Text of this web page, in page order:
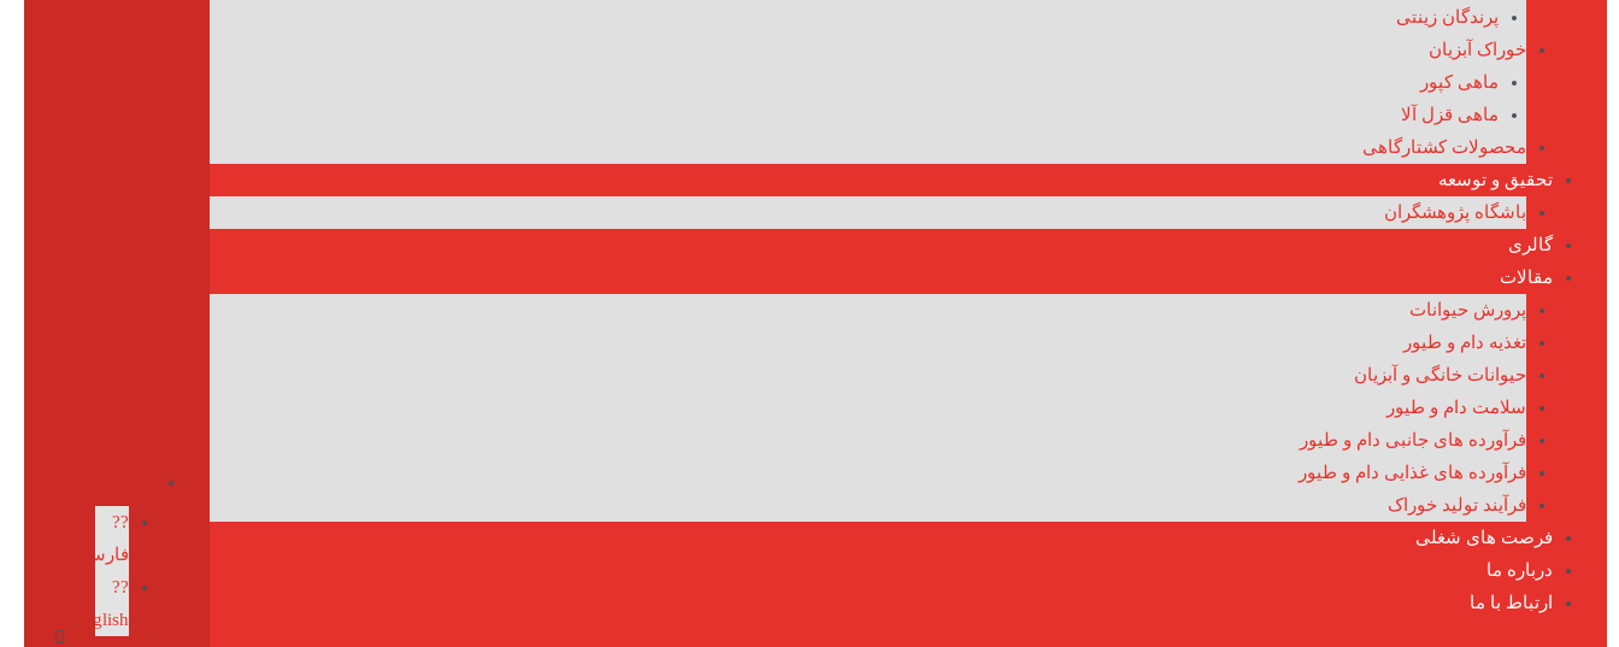
پرندگان زینتی
خوراک آبزیان
ماهی کپور
ماهی قزل آلا
محصولات کشتارگاهی
تحقیق و توسعه
باشگاه پژوهشگران
گالری
مقالات
پرورش حیوانات
تغذیه دام و طیور
حیوانات خانگی و آبزیان
سلامت دام و طیور
فرآورده های جانبی دام و طیور
فرآورده های غذایی دام و طیور
فرآیند تولید خوراک
فرصت های شغلی
درباره ما
ارتباط با ما
??
فارسی
??
English